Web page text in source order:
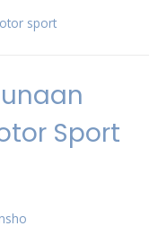
sport
Sport